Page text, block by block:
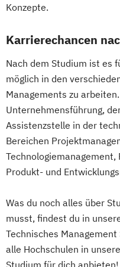
Fahrzeugtechnik
Kunststofftechnik
Intelligenz
(IHK)
Geprüfte*r
Hotelmanager*in
Human Resource
IT-Manager*in
Internationales
Lerncoach*in
Marketing- und
Mathematik
Messtechnik für
Konzepte.
Karrierechancen
Nach dem Studium ist es
möglich in den
Managements zu
Unternehmensführung,
Assistenzstelle in der
Bereichen
Produkt- und
Was du noch alles über
musst, findest du in
Technisches
alle Hochschulen in
Studium für dich anbieten!